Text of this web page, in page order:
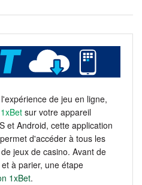
de jeu en ligne,
sur votre appareil
et Android, cette application
d'accéder à tous les
jeux de casino. Avant de
à parier, une étape
1xBet.